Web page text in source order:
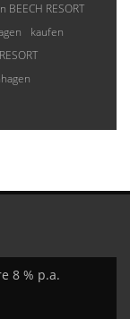
RESORT
kaufen
8 % p.a.